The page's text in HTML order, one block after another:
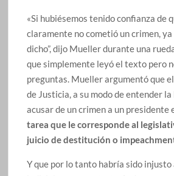
«Si hubiésemos tenido confianza de
claramente no cometió un crimen,
dicho”, dijo Mueller durante una
que simplemente leyó el texto pero
preguntas. Mueller argumentó que
de Justicia, a su modo de entender la
acusar de un crimen a un presidente
tarea que le corresponde al
juicio de destitución o
Y que por lo tanto habría sido